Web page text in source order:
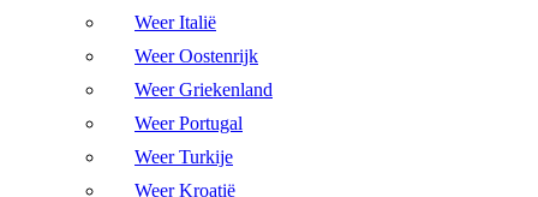
Weer Italië
Weer Oostenrijk
Weer Griekenland
Weer Portugal
Weer Turkije
Weer Kroatië